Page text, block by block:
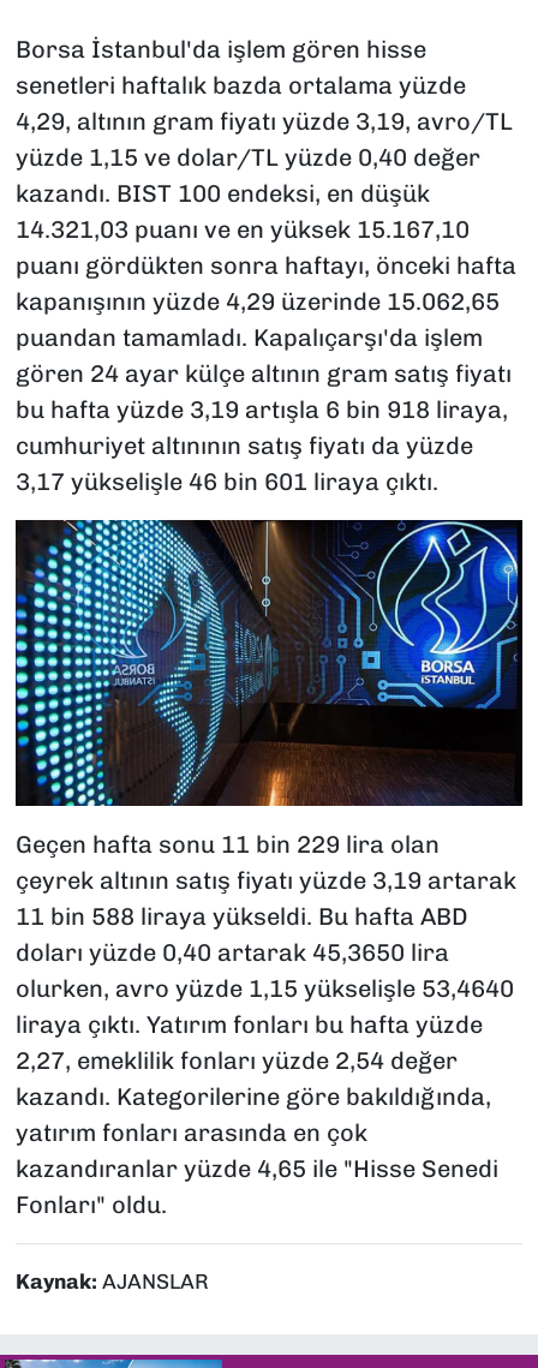
Borsa İstanbul'da işlem gören hisse
senetleri haftalık bazda ortalama yüzde
4,29, altının gram fiyatı yüzde 3,19, avro/TL
yüzde 1,15 ve dolar/TL yüzde 0,40 değer
kazandı. BIST 100 endeksi, en düşük
14.321,03 puanı ve en yüksek 15.167,10
puanı gördükten sonra haftayı, önceki hafta
kapanışının yüzde 4,29 üzerinde 15.062,65
puandan tamamladı. Kapalıçarşı'da işlem
gören 24 ayar külçe altının gram satış fiyatı
bu hafta yüzde 3,19 artışla 6 bin 918 liraya,
cumhuriyet altınının satış fiyatı da yüzde
3,17 yükselişle 46 bin 601 liraya çıktı.
Geçen hafta sonu 11 bin 229 lira olan
çeyrek altının satış fiyatı yüzde 3,19 artarak
11 bin 588 liraya yükseldi. Bu hafta ABD
doları yüzde 0,40 artarak 45,3650 lira
olurken, avro yüzde 1,15 yükselişle 53,4640
liraya çıktı. Yatırım fonları bu hafta yüzde
2,27, emeklilik fonları yüzde 2,54 değer
kazandı. Kategorilerine göre bakıldığında,
yatırım fonları arasında en çok
kazandıranlar yüzde 4,65 ile "Hisse Senedi
Fonları" oldu.
Kaynak: AJANSLAR